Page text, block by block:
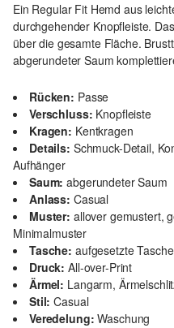
Ein Regular Fit Hemd aus
durchgehender Knopfleiste.
über die gesamte Fläche.
abgerundeter Saum
Rücken: Passe
Verschluss: Knopfleiste
Kragen: Kentkragen
Details: Schmuck-Detail,
Aufhänger
Saum: abgerundeter Saum
Anlass: Casual
Muster: allover gemustert,
Minimalmuster
Tasche: aufgesetzte
Druck: All-over-Print
Ärmel: Langarm,
Stil: Casual
Veredelung: Waschung